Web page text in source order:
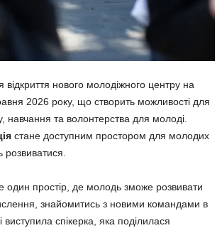
відкриття нового молодіжного центру на
2026 року, що створить можливості для
навчання та волонтерства для молоді.
стане доступним простором для молодих
розвиватися.
один простір, де молодь зможе розвивати
знайомитись з новими командами в
виступила спікерка, яка поділилася